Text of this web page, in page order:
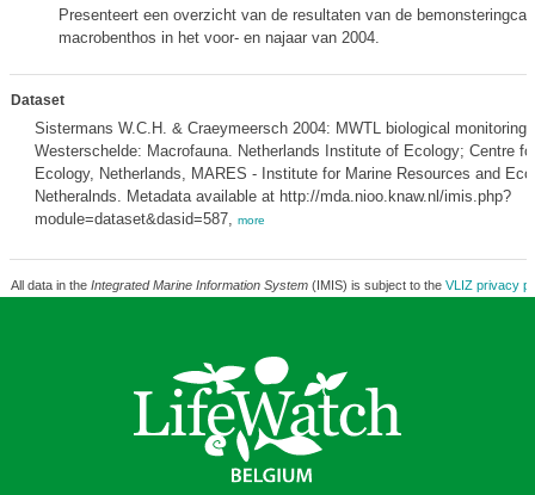
Presenteert een overzicht van de resultaten van de
macrobenthos in het voor- en najaar van 2004.
Dataset
Sistermans W.C.H. & Craeymeersch 2004: MWTL biological monitoring
Westerschelde: Macrofauna. Netherlands Institute of Ecology; Centre
Ecology, Netherlands, MARES - Institute for Marine Resources and
Netheralnds. Metadata available at http://mda.nioo.knaw.nl/imis.php?
module=dataset&dasid=587, more
All data in the Integrated Marine Information System(IMIS) is subject to the VLIZ privacy